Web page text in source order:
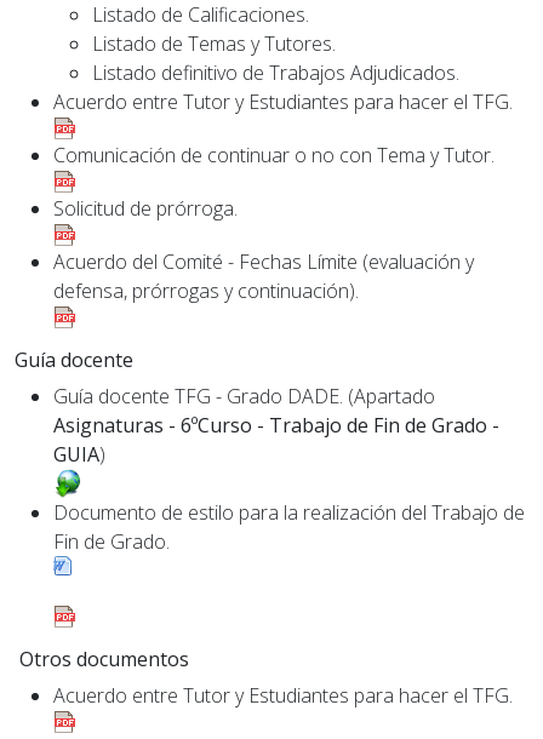
Listado de Calificaciones.
Listado de Temas y Tutores.
Listado definitivo de Trabajos Adjudicados.
Acuerdo entre Tutor y Estudiantes para hacer el TFG.
Comunicación de continuar o no con Tema y Tutor.
Solicitud de prórroga.
Acuerdo del Comité - Fechas Límite (evaluación y
defensa, prórrogas y continuación).
Guía docente
Guía docente TFG - Grado DADE. (Apartado
Asignaturas - 6ºCurso - Trabajo de Fin de Grado -
GUIA)
Documento de estilo para la realización del Trabajo de
Fin de Grado.
Otros documentos
Acuerdo entre Tutor y Estudiantes para hacer el TFG.